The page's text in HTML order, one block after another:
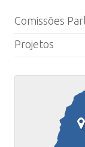
Comissões
Projetos